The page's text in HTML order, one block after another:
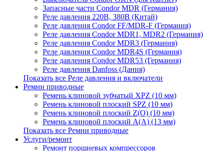
Запасные части Сondor MDR (Германия)
Реле давления 220В, 380В (Китай)
Реле давления Condor FF/MDR-F (Германия)
Реле давления Condor MDR1, MDR2 (Германия)
Реле давления Condor MDR3 (Германия)
Реле давления Condor MDR4S (Германия)
Реле давления Condor MDR53 (Германия)
Реле давления Danfoss (Дания)
Показать все Реле давления и включатели
Ремни приводные
Ремень клиновой зубчатый XPZ (10 мм)
Ремень клиновой плоский SPZ (10 мм)
Ремень клиновой плоский Z(О) (10 мм)
Ремень клиновой плоский А(А) (13 мм)
Показать все Ремни приводные
Услуги/ремонт
Ремонт поршневых компрессоров